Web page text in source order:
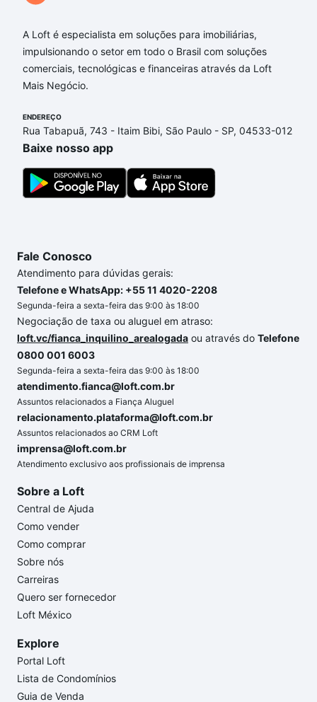
Rancho Dirce, Sorocaba, SP?
Aqui na Loft temos a oferta ideal para você, com
Imóveis com 3 suites à venda em Rancho Dirce,
Sorocaba, SP que custam a partir de R$ 0 e com
nossas opções de financiamento imobiliário as
ainda tem alguma dúvida dos custos envolvidos no
processo de compra, veja em nosso portal quanto
custa comprar um apartamento
gente para comprar o imóvel dos seus sonhos com
segurança e conforto. Loft, com você até as
A Loft é especialista em soluções para imobiliárias,
impulsionando o setor em todo o Brasil com soluções
comerciais, tecnológicas e financeiras através da Loft
Mais Negócio.
ENDEREÇO
Rua Tabapuã, 743 - Itaim Bibi, São Paulo - SP, 04533-012
Baixe nosso app
Fale Conosco
Atendimento para dúvidas gerais:
Telefone e WhatsApp: +55 11 4020-2208
Segunda-feira a sexta-feira das 9:00 às 18:00
Negociação de taxa ou aluguel em atraso:
loft.vc/fianca_inquilino_arealogada ou através do Telefone
0800 001 6003
Segunda-feira a sexta-feira das 9:00 às 18:00
atendimento.fianca@loft.com.br
Assuntos relacionados a Fiança Aluguel
relacionamento.plataforma@loft.com.br
Assuntos relacionados ao CRM Loft
imprensa@loft.com.br
Atendimento exclusivo aos profissionais de imprensa
Sobre a Loft
Central de Ajuda
Como vender
Como comprar
Sobre nós
Carreiras
Quero ser fornecedor
Loft México
Explore
Portal Loft
Lista de Condomínios
Guia de Venda